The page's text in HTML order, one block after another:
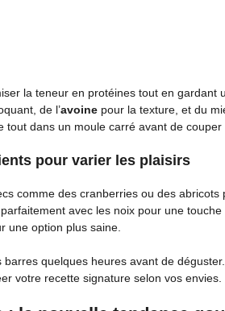
la teneur en protéines tout en
de l’avoine pour la texture, et du
tout dans un moule carré avant de
pour varier les plaisirs
comme des cranberries ou des
avec les noix pour une
une option plus saine.
barres quelques heures avant de
votre recette signature selon vos envies.